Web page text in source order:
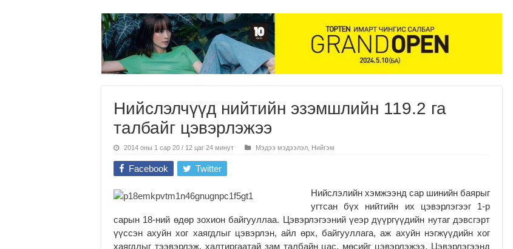
Нийслэлчүүд нийтийн эзэмшлийн 119.2 га
талбайг цэвэрлэжээ
2014 оны 1 сар 20 / 12 цаг 24 минут Мэдээ мэдээлэл Нийгэм
Facebook Twitter
Нийслэлийн хэмжээнд сар шинийн баярыг
угтсан бүх нийтийн их цэвэрлэгээг 1-р
сарын 18-ний өдөр зохион байгууллаа. Цэвэрлэгээний үеэр дүүргүүдийн нутаг дэвсгэрт
үүссэн ахуйн хог хаягдлыг цэвэрлэн, айл өрх, байгууллага, аж ахуйн нэгжүүдийн хог
хаягдлыг тээвэрлэж, халтиргаатай зам талбайн цас, мөсийг цэвэрлэжээ. Цэвэрлэгээнд